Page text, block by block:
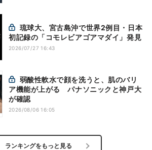
初記録の「コモレビアゴアマダイ」発見
2026/07/27 16:43
ア機能が上がる パナソニックと神戸大
が確認
2026/08/06 16:05
ランキングをもっと見る